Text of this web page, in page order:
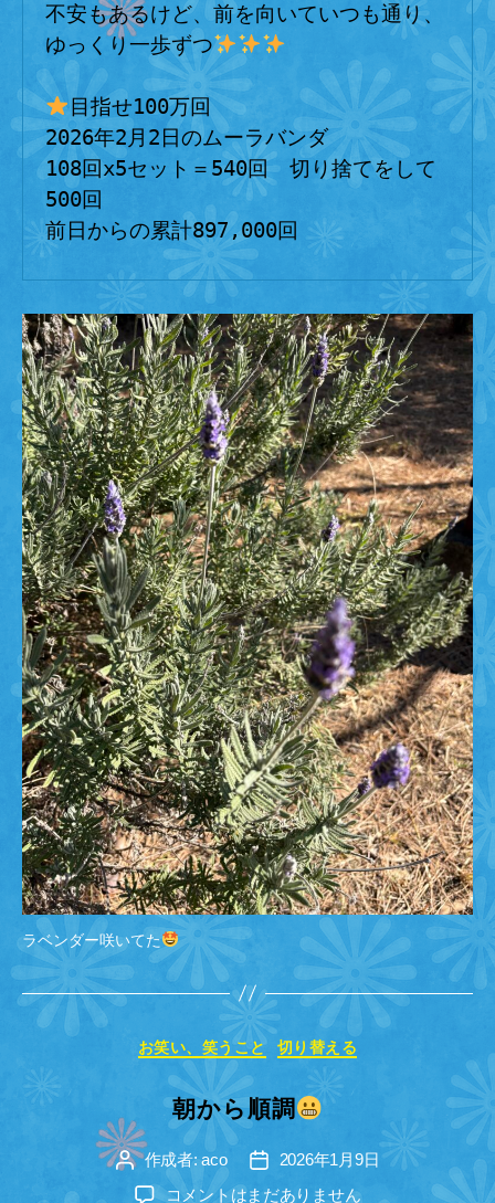
不安もあるけど、前を向いていつも通り、
ゆっくり一歩ずつ
目指せ100万回
2026年2月2日のムーラバンダ
108回x5セット＝540回　切り捨てをして
500回
前日からの累計897,000回
ラベンダー咲いてた
カ
テ
ゴ
リ
ー
お笑い、笑うこと 切り替える
朝から順調
投
稿
作成者:aco
投
稿
2026年1月9日
朝
コメントはまだありません